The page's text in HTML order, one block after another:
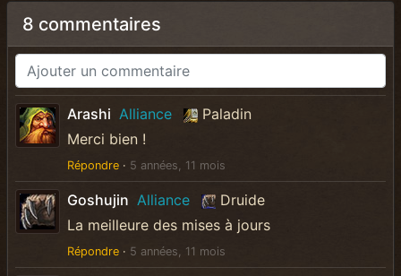
8 commentaires
Arashi Alliance
Paladin
Merci bien !
Répondre · 5 années, 11 mois
Goshujin Alliance
Druide
La meilleure des mises à jours
Répondre · 5 années, 11 mois